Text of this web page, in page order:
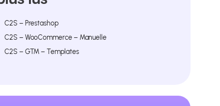
C2S – Prestashop
C2S – WooCommerce – Manuelle
C2S – GTM – Templates